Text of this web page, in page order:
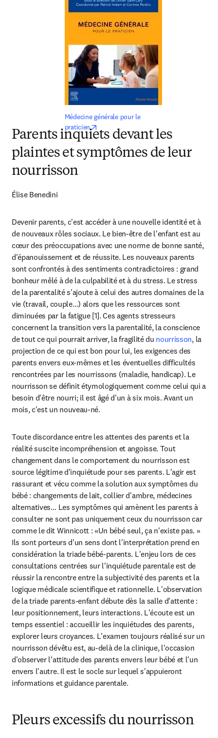
Médecine générale pour le
praticien
Parents inquiets devant les
plaintes et symptômes de leur
nourrisson
Élise Benedini
Devenir parents, c'est accéder à une nouvelle identité et à
de nouveaux rôles sociaux. Le bien-être de l'enfant est au
cœur des préoccupations avec une norme de bonne santé,
d'épanouissement et de réussite. Les nouveaux parents
sont confrontés à des sentiments contradictoires : grand
bonheur mêlé à de la culpabilité et à du stress. Le stress
de la parentalité s'ajoute à celui des autres domaines de la
vie (travail, couple…) alors que les ressources sont
diminuées par la fatigue [1]. Ces agents stresseurs
concernent la transition vers la parentalité, la conscience
de tout ce qui pourrait arriver, la fragilité du nourrisson, la
projection de ce qui est bon pour lui, les exigences des
parents envers eux-mêmes et les éventuelles difficultés
rencontrées par les nourrissons (maladie, handicap). Le
nourrisson se définit étymologiquement comme celui qui a
besoin d'être nourri; il est âgé d'un à six mois. Avant un
mois, c'est un nouveau-né.
Toute discordance entre les attentes des parents et la
réalité suscite incompréhension et angoisse. Tout
changement dans le comportement du nourrisson est
source légitime d'inquiétude pour ses parents. L'agir est
rassurant et vécu comme la solution aux symptômes du
bébé : changements de lait, collier d'ambre, médecines
alternatives… Les symptômes qui amènent les parents à
consulter ne sont pas uniquement ceux du nourrisson car
comme le dit Winnicott : «Un bébé seul, ça n'existe pas. »
Ils sont porteurs d'un sens dont l'interprétation prend en
considération la triade bébé-parents. L'enjeu lors de ces
consultations centrées sur l'inquiétude parentale est de
réussir la rencontre entre la subjectivité des parents et la
logique médicale scientifique et rationnelle. L'observation
de la triade parents-enfant débute dès la salle d'attente :
leur positionnement, leurs interactions. L'écoute est un
temps essentiel : accueillir les inquiétudes des parents,
explorer leurs croyances. L'examen toujours réalisé sur un
nourrisson dévêtu est, au-delà de la clinique, l'occasion
d'observer l'attitude des parents envers leur bébé et l'un
envers l'autre. Il est le socle sur lequel s'appuieront
informations et guidance parentale.
Pleurs excessifs du nourrisson